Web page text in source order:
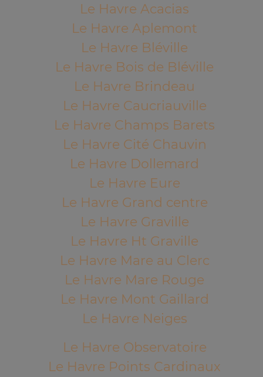
Le Havre Acacias
Le Havre Aplemont
Le Havre Bléville
Le Havre Bois de Bléville
Le Havre Brindeau
Le Havre Caucriauville
Le Havre Champs Barets
Le Havre Cité Chauvin
Le Havre Dollemard
Le Havre Eure
Le Havre Grand centre
Le Havre Graville
Le Havre Ht Graville
Le Havre Mare au Clerc
Le Havre Mare Rouge
Le Havre Mont Gaillard
Le Havre Neiges
Le Havre Observatoire
Le Havre Points Cardinaux